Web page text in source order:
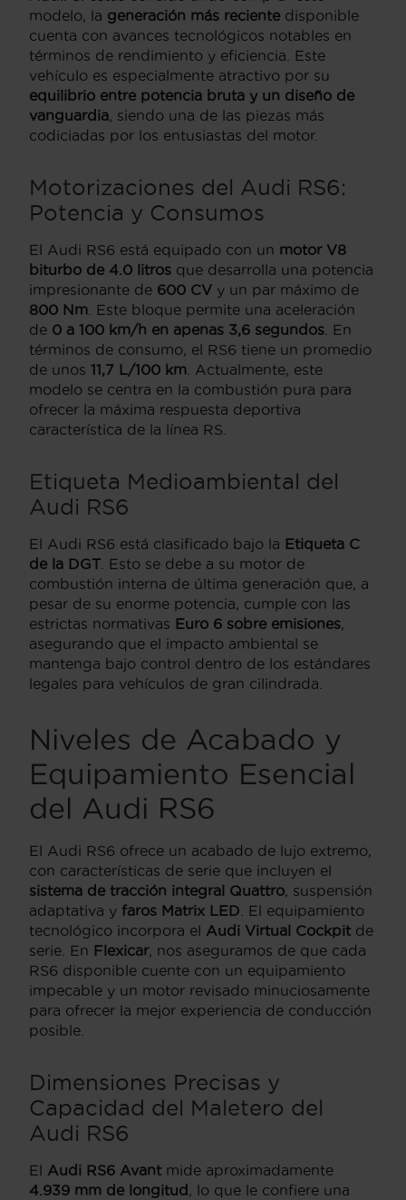
modelo, la generación más reciente disponible
cuenta con avances tecnológicos notables en
términos de rendimiento y eficiencia. Este
vehículo es especialmente atractivo por su
equilibrio entre potencia bruta y un diseño de
vanguardia, siendo una de las piezas más
codiciadas por los entusiastas del motor.
Motorizaciones del Audi RS6:
Potencia y Consumos
El Audi RS6 está equipado con un motor V8
biturbo de 4.0 litros que desarrolla una potencia
impresionante de 600 CV y un par máximo de
800 Nm . Este bloque permite una aceleración
de 0 a 100 km/h en apenas 3,6 segundos . En
términos de consumo, el RS6 tiene un promedio
de unos 11,7 L/100 km . Actualmente, este
modelo se centra en la combustión pura para
ofrecer la máxima respuesta deportiva
característica de la línea RS.
Etiqueta Medioambiental del
Audi RS6
El Audi RS6 está clasificado bajo la Etiqueta C
de la DGT . Esto se debe a su motor de
combustión interna de última generación que, a
pesar de su enorme potencia, cumple con las
estrictas normativas Euro 6 sobre emisiones,
asegurando que el impacto ambiental se
mantenga bajo control dentro de los estándares
legales para vehículos de gran cilindrada.
Niveles de Acabado y
Equipamiento Esencial
del Audi RS6
El Audi RS6 ofrece un acabado de lujo extremo,
con características de serie que incluyen el
sistema de tracción integral Quattro, suspensión
adaptativa y faros Matrix LED . El equipamiento
tecnológico incorpora el Audi Virtual Cockpit de
serie. En Flexicar, nos aseguramos de que cada
RS6 disponible cuente con un equipamiento
impecable y un motor revisado minuciosamente
para ofrecer la mejor experiencia de conducción
posible.
Dimensiones Precisas y
Capacidad del Maletero del
Audi RS6
El Audi RS6 Avant mide aproximadamente
4.939 mm de longitud , lo que le confiere una